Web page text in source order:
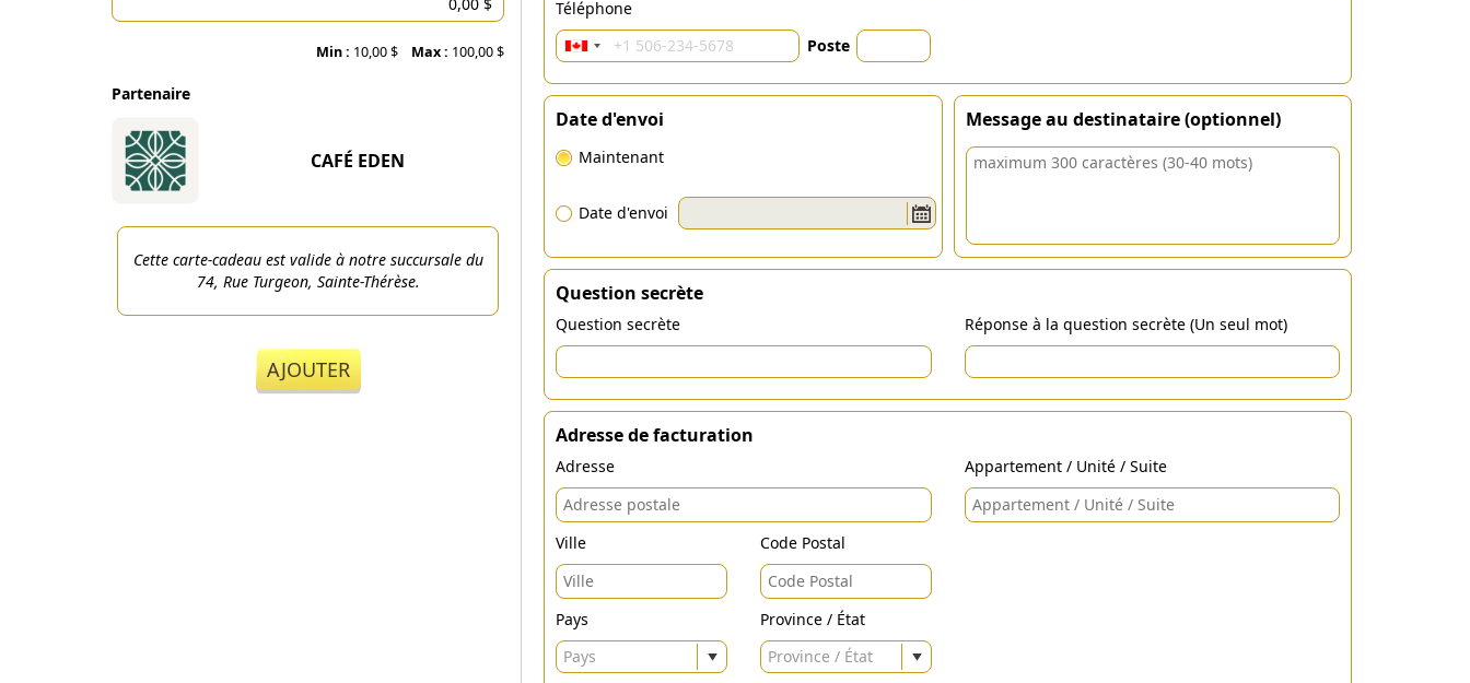
Min : 10,00 $ Max : 100,00 $
Partenaire
CAFÉ EDEN
Cette carte-cadeau est valide à notre succursale du
74, Rue Turgeon, Sainte-Thérèse.
AJOUTER
Téléphone
Poste
Date d'envoi
Maintenant
Date d'envoi
Message au destinataire (optionnel)
Question secrète
Question secrète Réponse à la question secrète (Un seul mot)
Adresse de facturation
Adresse Appartement / Unité / Suite
Ville Code Postal
Pays
Pays
Province / État
Province / État